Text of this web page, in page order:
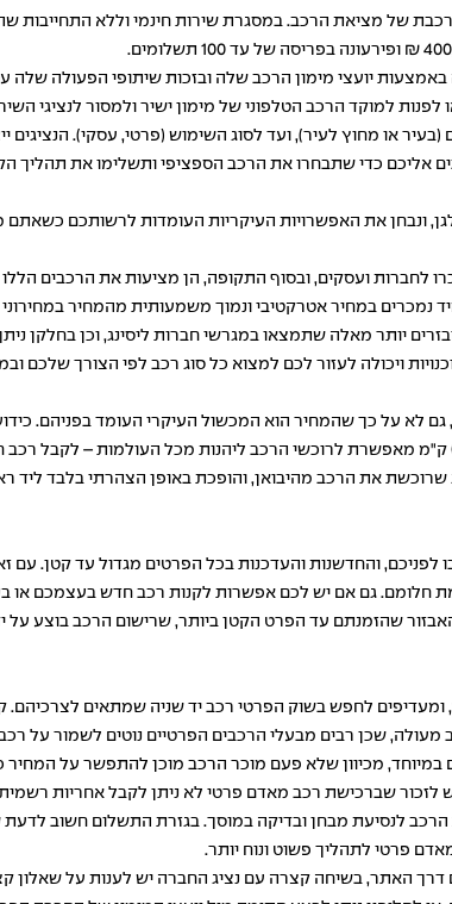
של מציאת הרכב. במסגרת שירות חינמי וללא
למוקד הרכב הטלפוני של מימון ישיר ולמסור לנציגי
או מחוץ לעיר), ועד לסוג השימוש (פרטי, עסקי). הנציגים
אליכם כדי שתבחרו את הרכב הספציפי ותשלימו את תהליך
ונבחן את האפשרויות העיקריות העומדות לרשותכם כשאתם
לחברות ועסקים, ובסוף התקופה, הן מציעות את הרכבים
נמכרים במחיר אטרקטיבי ונמוך משמעותית מהמחיר
יותר מאלה שתמצאו במגרשי חברות ליסינג, וכן בחלקן
גם לא על כך שהמחיר הוא המכשול העיקרי העומד בפניהם.
שרוכשת את הרכב מהיבואן, והופכת באופן הצהרתי בלבד
לפניכם, והחדשנות והעדכנות בכל הפרטים מגדול עד קטן.
חלומם. גם אם יש לכם אפשרות לקנות רכב חדש בעצמכם
שהזמנתם עד הפרט הקטן ביותר, שרישום הרכב בוצע על
שכן רבים מבעלי הרכבים הפרטיים נוטים לשמור על
מכיוון שלא פעם מוכר הרכב מוכן להתפשר על
כמו כן, יש לזכור שברכישת רכב מאדם פרטי לא ניתן לקבל
לנסיעת מבחן ובדיקה במוסך. בגזרת התשלום חשוב לדעת
פרטי לתהליך פשוט ונוח יותר.
האתר, בשיחה קצרה עם נציג החברה יש לענות על שאלון